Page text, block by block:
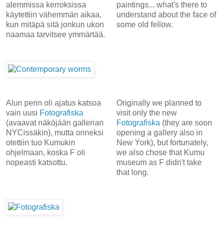
alemmissa kerroksissa
käytettiin vähemmän aikaa,
kun mitäpä sitä jonkun ukon
naamaa tarvitsee ymmärtää.
paintings... what's there to
understand about the face of
some old fellow.
Alun perin oli ajatus katsoa
vain uusi Fotografiska
(avaavat näköjään gallerian
NYCissäkin), mutta onneksi
otettiin tuo Kumukin
ohjelmaan, koska F oli
nopeasti katsottu.
Originally we planned to
visit only the new
Fotografiska (they are soon
opening a gallery also in
New York), but fortunately,
we also chose that Kumu
museum as F didn't take
that long.